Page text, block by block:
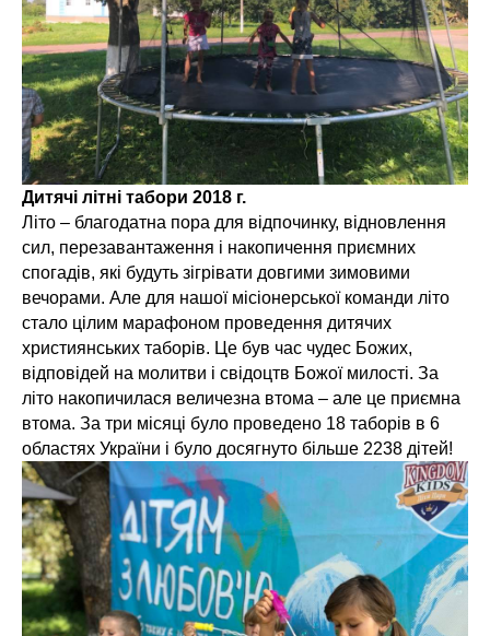
Дитячі літні табори 2018 г.
Літо – благодатна пора для відпочинку, відновлення
сил, перезавантаження і накопичення приємних
спогадів, які будуть зігрівати довгими зимовими
вечорами. Але для нашої місіонерської команди літо
стало цілим марафоном проведення дитячих
християнських таборів. Це був час чудес Божих,
відповідей на молитви і свідоцтв Божої милості. За
літо накопичилася величезна втома – але це приємна
втома. За три місяці було проведено 18 таборів в 6
областях України і було досягнуто більше 2238 дітей!